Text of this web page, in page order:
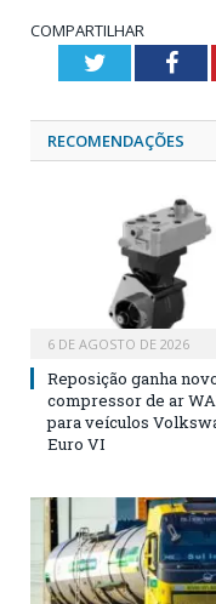
COMPARTILHAR
Twitter
RECOMENDAÇÕES
6 DE AGOSTO DE 2026
Reposição ganha
compressor de ar
para veículos
Euro VI